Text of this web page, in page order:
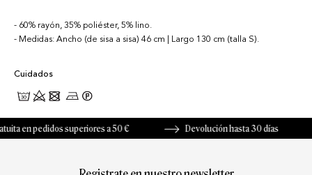
60% rayón, 35% poliéster, 5% lino.
Medidas: Ancho (de sisa a sisa) 46 cm | Largo 130 cm (talla S).
Cuidados
en pedidos superiores a 50 € Devolución hasta 30 días